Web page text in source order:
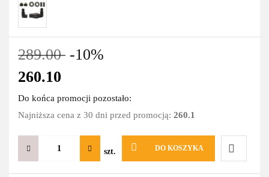
289.00 -10%
260.10
Do końca promocji pozostało:
Najniższa cena z 30 dni przed promocją: 260.1
szt. DO KOSZYKA
Do